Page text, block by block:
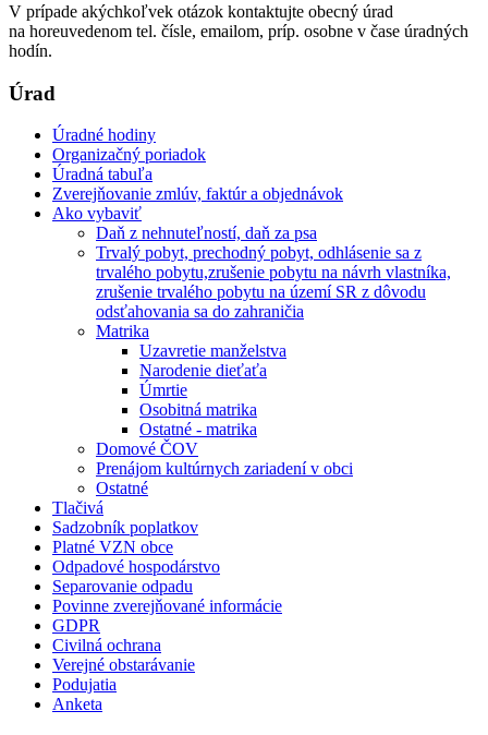
V prípade akýchkoľvek otázok kontaktujte obecný úrad
na horeuvedenom tel. čísle, emailom, príp. osobne v čase úradných
hodín.
Úrad
Úradné hodiny
Organizačný poriadok
Úradná tabuľa
Zverejňovanie zmlúv, faktúr a objednávok
Ako vybaviť
Daň z nehnuteľností, daň za psa
Trvalý pobyt, prechodný pobyt, odhlásenie sa z
trvalého pobytu,zrušenie pobytu na návrh vlastníka,
zrušenie trvalého pobytu na území SR z dôvodu
odsťahovania sa do zahraničia
Matrika
Uzavretie manželstva
Narodenie dieťaťa
Úmrtie
Osobitná matrika
Ostatné - matrika
Domové ČOV
Prenájom kultúrnych zariadení v obci
Ostatné
Tlačivá
Sadzobník poplatkov
Platné VZN obce
Odpadové hospodárstvo
Separovanie odpadu
Povinne zverejňované informácie
GDPR
Civilná ochrana
Verejné obstarávanie
Podujatia
Anketa